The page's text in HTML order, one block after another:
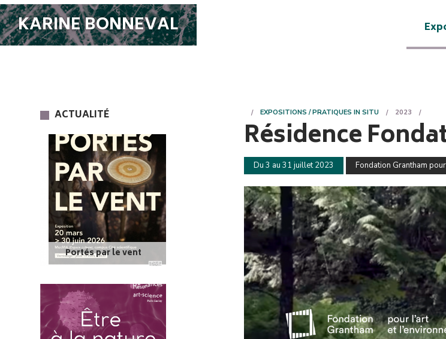
KARINE BONNEVAL
ACTUALITÉ
Portés par le vent
EXPOSITIONS / PRATIQUES IN SITU 2023
Résidence
Du 3 au 31 juillet 2023 Fondation Grantham